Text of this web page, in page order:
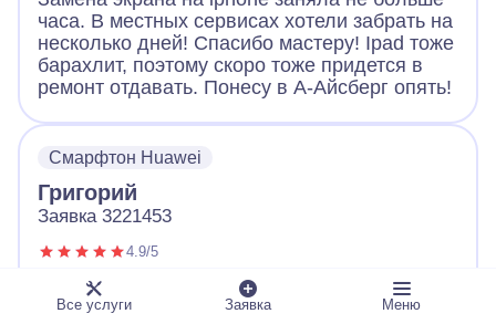
часа. В местных сервисах хотели забрать на
несколько дней! Спасибо мастеру! Ipad тоже
барахлит, поэтому скоро тоже придется в
ремонт отдавать. Понесу в А-Айсберг опять!
Смарфтон Huawei
Григорий
Заявка 3221453
4.9/5
Обращался с неисправным телефоном в А-
Айсберг. Оператор вежливо выслушал и
Все услуги Заявка Меню